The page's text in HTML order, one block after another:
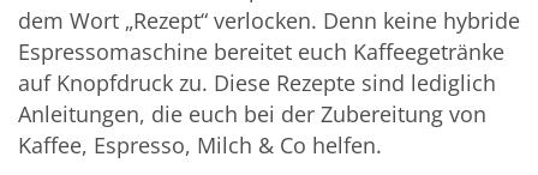
dem Wort „Rezept“ verlocken. Denn keine hybride
Espressomaschine bereitet euch Kaffeegetränke
auf Knopfdruck zu. Diese Rezepte sind lediglich
Anleitungen, die euch bei der Zubereitung von
Kaffee, Espresso, Milch & Co helfen.